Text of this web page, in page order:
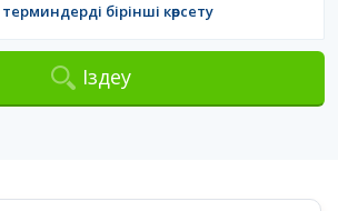
терминдерді бірінші көрсету
Іздеу